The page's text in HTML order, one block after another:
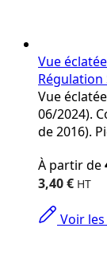
Vue
Régulation
Vue
06/2024).
de 2016).
price
depends
the
À partir de
3,40 €
Voir